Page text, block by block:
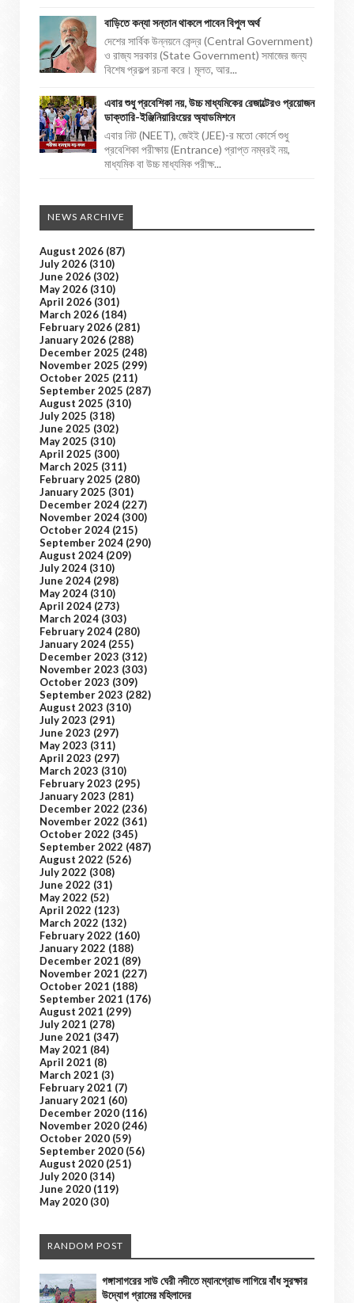
বাড়িতে কন্যা সন্তান থাকলে পাবেন বিপুল অর্থ
দেশের সার্বিক উন্নয়নে কেন্দ্র (Central Government)
ও রাজ্য সরকার (State Government) সমাজের জন্য
বিশেষ প্রকল্প রচনা করে। মূলত, আর...
এবার শুধু প্রবেশিকা নয়, উচ্চ মাধ্যমিকের রেজাল্টেরও প্রয়োজন
ডাক্তারি-ইঞ্জিনিয়ারিংয়ের অ্যাডমিশনে
এবার নিট (NEET), জেইই (JEE)-র মতো কোর্সে শুধু
প্রবেশিকা পরীক্ষায় (Entrance) প্রাপ্ত নম্বরই নয়,
মাধ্যমিক বা উচ্চ মাধ্যমিক পরীক্ষ...
NEWS ARCHIVE
August 2026 (87)
July 2026 (310)
June 2026 (302)
May 2026 (310)
April 2026 (301)
March 2026 (184)
February 2026 (281)
January 2026 (288)
December 2025 (248)
November 2025 (299)
October 2025 (211)
September 2025 (287)
August 2025 (310)
July 2025 (318)
June 2025 (302)
May 2025 (310)
April 2025 (300)
March 2025 (311)
February 2025 (280)
January 2025 (301)
December 2024 (227)
November 2024 (300)
October 2024 (215)
September 2024 (290)
August 2024 (209)
July 2024 (310)
June 2024 (298)
May 2024 (310)
April 2024 (273)
March 2024 (303)
February 2024 (280)
January 2024 (255)
December 2023 (312)
November 2023 (303)
October 2023 (309)
September 2023 (282)
August 2023 (310)
July 2023 (291)
June 2023 (297)
May 2023 (311)
April 2023 (297)
March 2023 (310)
February 2023 (295)
January 2023 (281)
December 2022 (236)
November 2022 (361)
October 2022 (345)
September 2022 (487)
August 2022 (526)
July 2022 (308)
June 2022 (31)
May 2022 (52)
April 2022 (123)
March 2022 (132)
February 2022 (160)
January 2022 (188)
December 2021 (89)
November 2021 (227)
October 2021 (188)
September 2021 (176)
August 2021 (299)
July 2021 (278)
June 2021 (347)
May 2021 (84)
April 2021 (8)
March 2021 (3)
February 2021 (7)
January 2021 (60)
December 2020 (116)
November 2020 (246)
October 2020 (59)
September 2020 (56)
August 2020 (251)
July 2020 (314)
June 2020 (119)
May 2020 (30)
RANDOM POST
গঙ্গাসাগরের সাউ ঘেরী নদীতে ম্যানগ্রোভ লাগিয়ে বাঁধ সুরক্ষার
উদ্যোগ গ্রামের মহিলাদের